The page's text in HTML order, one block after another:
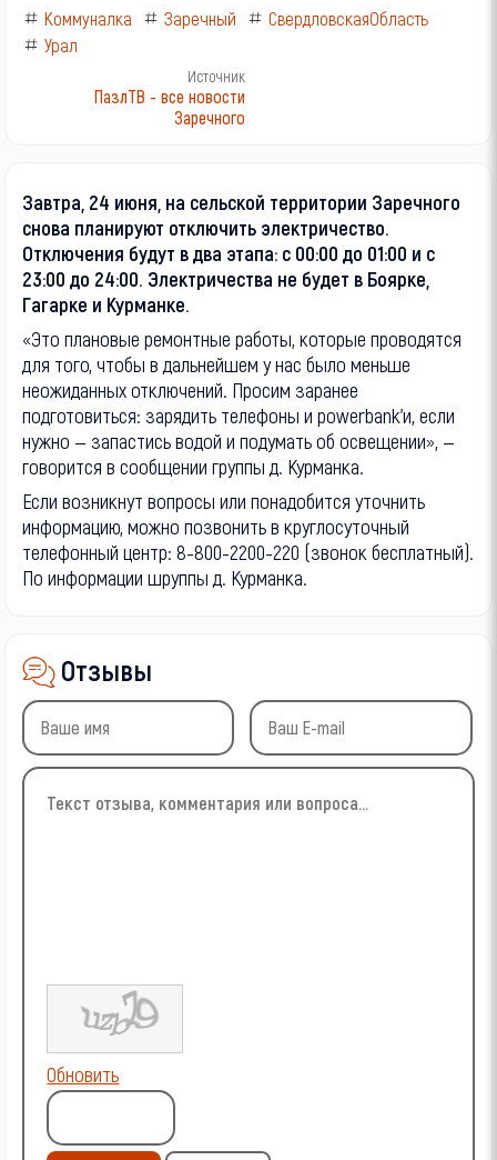
Коммуналка
Заречный
СвердловскаяОбласть
Урал
Источник
ПазлТВ - все новости
Заречного
Завтра, 24 июня, на сельской территории Заречного
снова планируют отключить электричество.
Отключения будут в два этапа: с 00:00 до 01:00 и с
23:00 до 24:00. Электричества не будет в Боярке,
Гагарке и Курманке.
«Это плановые ремонтные работы, которые проводятся
для того, чтобы в дальнейшем у нас было меньше
неожиданных отключений. Просим заранее
подготовиться: зарядить телефоны и powerbank’и, если
нужно — запастись водой и подумать об освещении», —
говорится в сообщении группы д. Курманка.
Если возникнут вопросы или понадобится уточнить
информацию, можно позвонить в круглосуточный
телефонный центр: 8-800-2200-220 (звонок бесплатный).
По информации шруппы д. Курманка.
Отзывы
Обновить